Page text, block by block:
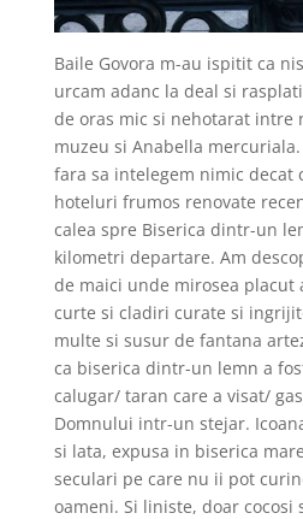
Baile Govora m-au ispitit ca
urcam adanc la deal si
de oras mic si nehotarat intre
muzeu si Anabella
fara sa intelegem nimic decat
hoteluri frumos renovate
calea spre Biserica dintr-un
kilometri departare. Am
de maici unde mirosea placut
curte si cladiri curate si
multe si susur de fantana
ca biserica dintr-un lemn a
calugar/ taran care a visat/
Domnului intr-un stejar.
si lata, expusa in biserica
seculari pe care nu ii pot
oameni. Si liniste, doar cocosi